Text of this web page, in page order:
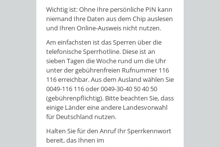
Wichtig ist: Ohne Ihre persönliche PIN kann
niemand Ihre Daten aus dem Chip auslesen
und Ihren Online-Ausweis nicht nutzen.
Am einfachsten ist das Sperren über die
telefonische Sperrhotline. Diese ist an
sieben Tagen die Woche rund um die Uhr
unter der gebührenfreien Rufnummer 116
116 erreichbar. Aus dem Ausland wählen Sie
0049-116 116 oder 0049-30-40 50 40 50
(gebührenpflichtig). Bitte beachten Sie, dass
einige Länder eine andere Landesvorwahl
für Deutschland nutzen.
Halten Sie für den Anruf Ihr Sperrkennwort
bereit, das Ihnen im